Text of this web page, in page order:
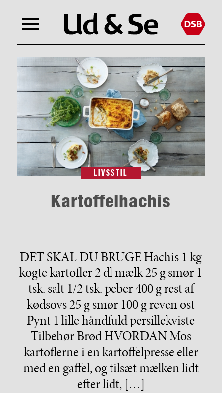
LIVSSTIL
Kartoffelhachis
DET SKAL DU BRUGE Hachis 1 kg
kogte kartofler 2 dl mælk 25 g smør 1
tsk. salt 1/2 tsk. peber 400 g rest af
kødsovs 25 g smør 100 g reven ost
Pynt 1 lille håndfuld persillekviste
Tilbehør Brød HVORDAN Mos
kartoflerne i en kartoffelpresse eller
med en gaffel, og tilsæt mælken lidt
efter lidt, […]